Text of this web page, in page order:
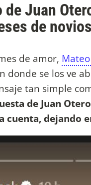
Juan
de novios
de amor,
donde se los ve
tan simple
de Juan
cuenta, dejando